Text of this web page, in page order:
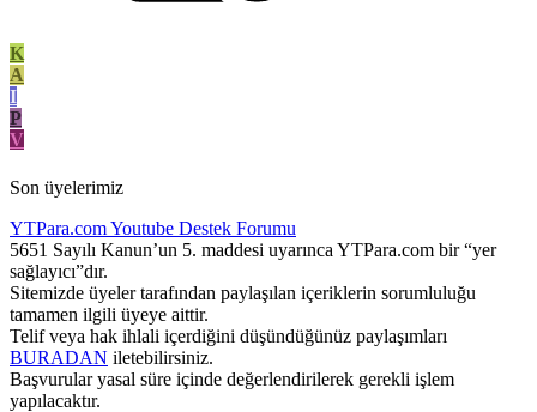
K
A
I
P
V
Son üyelerimiz
YTPara.comYoutube Destek Forumu
5651 Sayılı Kanun’un 5. maddesi uyarınca YTPara.com bir “yer
sağlayıcı”dır.
Sitemizde üyeler tarafından paylaşılan içeriklerin sorumluluğu
tamamen ilgili üyeye aittir.
Telif veya hak ihlali içerdiğini düşündüğünüz paylaşımları
BURADAN iletebilirsiniz.
Başvurular yasal süre içinde değerlendirilerek gerekli işlem
yapılacaktır.